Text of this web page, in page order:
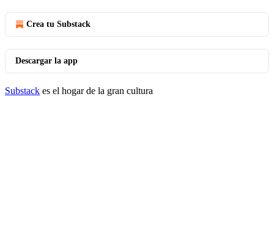
Crea tu Substack
Descargar la app
Substack es el hogar de la gran cultura